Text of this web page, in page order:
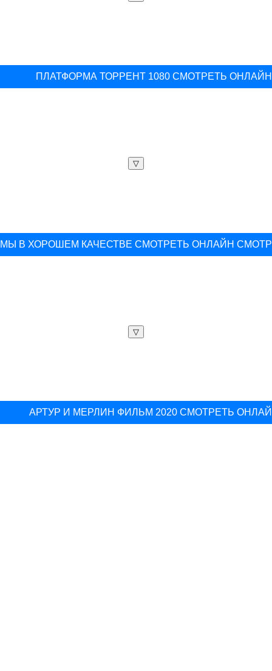
ПЛАТФОРМА ТОРРЕНТ 1080 СМОТРЕТЬ ОНЛАЙН
▽
В ХОРОШЕМ КАЧЕСТВЕ СМОТРЕТЬ ОНЛАЙН
▽
АРТУР И МЕРЛИН ФИЛЬМ 2020 СМОТРЕТЬ